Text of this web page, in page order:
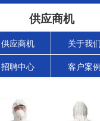
供应商机
供应商机 关于我们
招聘中心 客户案例